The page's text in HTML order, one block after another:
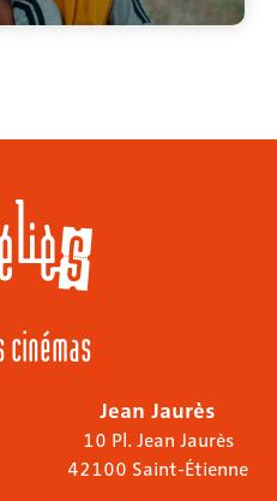
Jean Jaurès
10 Pl. Jean Jaurès
42100 Saint-Étienne